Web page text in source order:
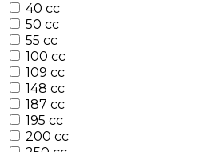
40 cc
50 cc
55 cc
100 cc
109 cc
148 cc
187 cc
195 cc
200 cc